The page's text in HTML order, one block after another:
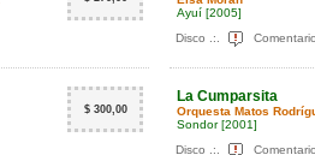
Ayuí [2005]
Disco .:.
$ 300,00
La Cumparsita
Orquesta Matos
Sondor [2001]
Disco .:.